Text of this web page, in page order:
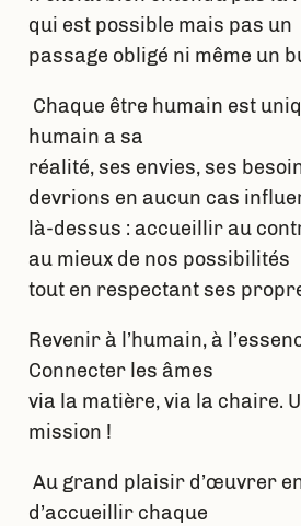
qui est possible mais pas un
passage obligé ni même un
Chaque être humain est
humain a sa
réalité, ses envies, ses
devrions en aucun cas
là-dessus : accueillir au
au mieux de nos possibilités
tout en respectant ses
Revenir à l’humain, à
Connecter les âmes
via la matière, via la chaire.
mission !
Au grand plaisir d’œuvrer
d’accueillir chaque